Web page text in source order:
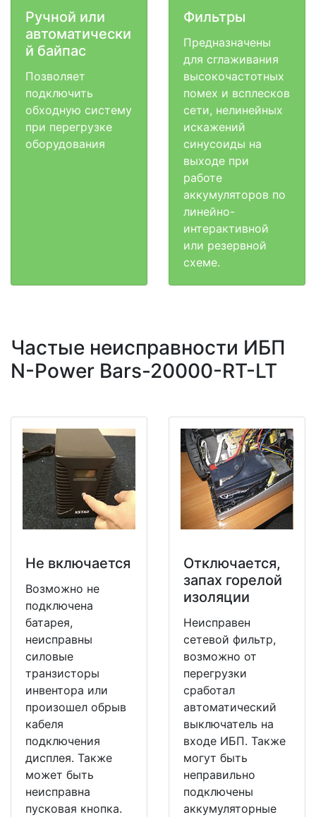
Ручной или
автоматически
й байпас
Позволяет
подключить
обходную систему
при перегрузке
оборудования
Фильтры
Предназначены
для сглаживания
высокочастотных
помех и всплесков
сети, нелинейных
искажений
синусоиды на
выходе при
работе
аккумуляторов по
линейно-
интерактивной
или резервной
схеме.
Частые неисправности ИБП
N-Power Bars-20000-RT-LT
Не включается
Возможно не
подключена
батарея,
неисправны
силовые
транзисторы
инвентора или
произошел обрыв
кабеля
подключения
дисплея. Также
может быть
неисправна
пусковая кнопка.
Отключается,
запах горелой
изоляции
Неисправен
сетевой фильтр,
возможно от
перегрузки
сработал
автоматический
выключатель на
входе ИБП. Также
могут быть
неправильно
подключены
аккумуляторные